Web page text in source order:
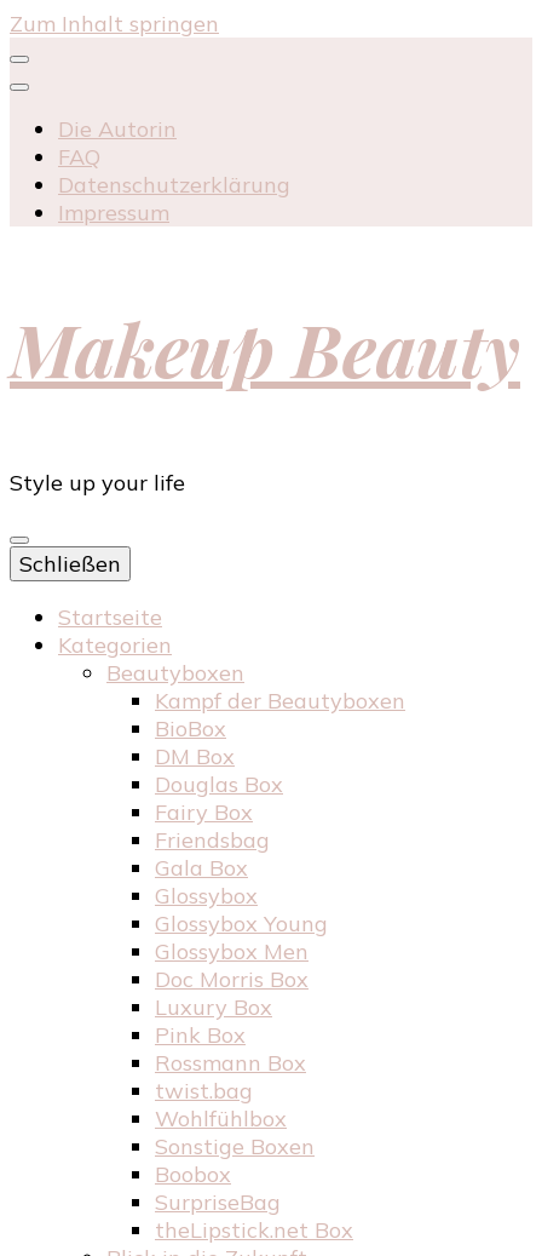
Zum Inhalt springen
Die Autorin
FAQ
Datenschutzerklärung
Impressum
Makeup Beauty
Style up your life
Schließen
Startseite
Kategorien
Beautyboxen
Kampf der Beautyboxen
BioBox
DM Box
Douglas Box
Fairy Box
Friendsbag
Gala Box
Glossybox
Glossybox Young
Glossybox Men
Doc Morris Box
Luxury Box
Pink Box
Rossmann Box
twist.bag
Wohlfühlbox
Sonstige Boxen
Boobox
SurpriseBag
theLipstick.net Box